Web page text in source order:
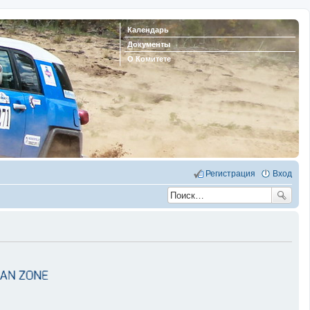
Календарь
Документы
О Комитете
Вход
Регистрация